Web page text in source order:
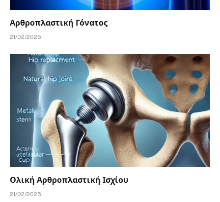
Αρθροπλαστική Γόνατος
21/02/2025
Ολική Αρθροπλαστική Ισχίου
21/02/2025